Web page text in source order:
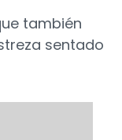
también
sentado